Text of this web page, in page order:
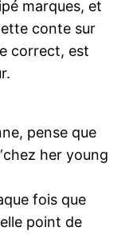
marques, et
conte sur
correct, est
pense que
her young
fois que
point de